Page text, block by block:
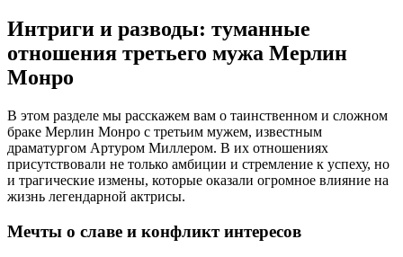
Интриги и разводы: туманные
отношения третьего мужа Мерлин
Монро
В этом разделе мы расскажем вам о таинственном и сложном
браке Мерлин Монро с третьим мужем, известным
драматургом Артуром Миллером. В их отношениях
присутствовали не только амбиции и стремление к успеху, но
и трагические измены, которые оказали огромное влияние на
жизнь легендарной актрисы.
Мечты о славе и конфликт интересов